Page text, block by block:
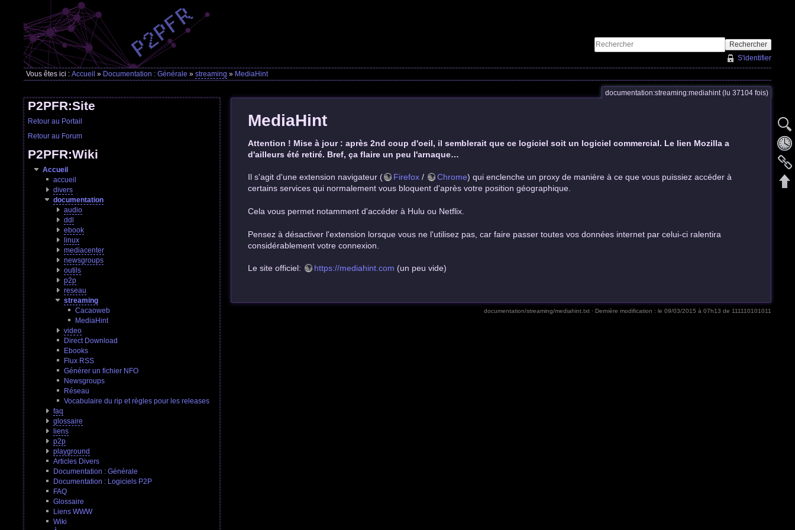
Rechercher
S'identifier
Vous êtes ici :Accueil » Documentation : Générale »streaming » MediaHint
P2PFR:Site
Retour au Portail
Retour au Forum
P2PFR:Wiki
Accueil
accueil
divers
documentation
audio
ddl
ebook
linux
mediacenter
newsgroups
outils
p2p
reseau
streaming
Cacaoweb
MediaHint
video
Direct Download
Ebooks
Flux RSS
Générer un fichier NFO
Newsgroups
Réseau
Vocabulaire du rip et règles pour les releases
faq
glossaire
liens
p2p
playground
Articles Divers
Documentation : Générale
Documentation : Logiciels P2P
FAQ
Glossaire
Liens WWW
Wiki
documentation:streaming:mediahint (lu 37104 fois)
MediaHint
Attention ! Mise à jour : après 2nd coup d'oeil, il semblerait que ce logiciel soit un logiciel commercial. Le lien Mozilla a
d'ailleurs été retiré. Bref, ça flaire un peu l'arnaque…
Il s'agit d'une extension navigateur ( Firefox / Chrome) qui enclenche un proxy de manière à ce que vous puissiez accéder à
certains services qui normalement vous bloquent d'après votre position géographique.
Cela vous permet notamment d'accéder à Hulu ou Netflix.
Pensez à désactiver l'extension lorsque vous ne l'utilisez pas, car faire passer toutes vos données internet par celui-ci ralentira
considérablement votre connexion.
Le site officiel: https://mediahint.com (un peu vide)
documentation/streaming/mediahint.txt · Dernière modification : le 09/03/2015 à 07h13 de 111110101011